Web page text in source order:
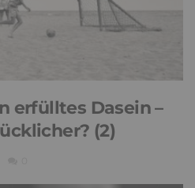
erfülltes Dasein –
(2)